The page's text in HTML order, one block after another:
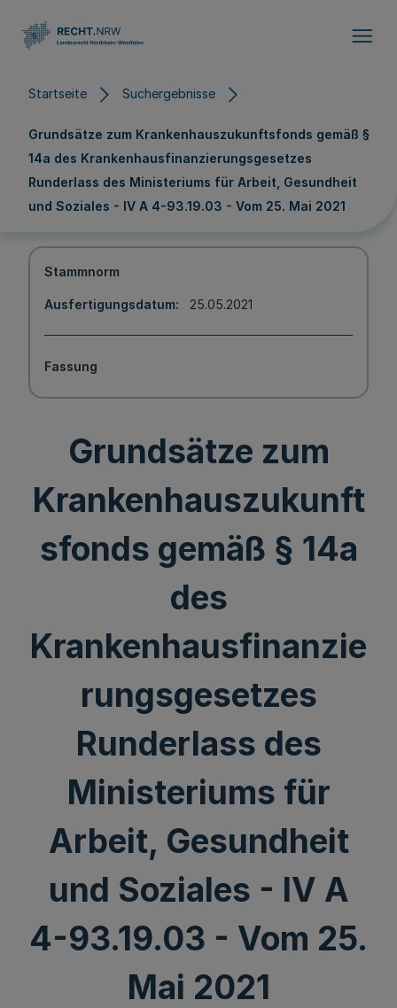
Startseite Suchergebnisse
Grundsätze zum Krankenhauszukunftsfonds gemäß §
14a des Krankenhausfinanzierungsgesetzes
Runderlass des Ministeriums für Arbeit, Gesundheit
und Soziales - IV A 4-93.19.03 - Vom 25. Mai 2021
Stammnorm
Ausfertigungsdatum 25.05.2021
Fassung
Grundsätze zum
Krankenhauszukunft
sfonds gemäß § 14a
des
Krankenhausfinanzie
rungsgesetzes
Runderlass des
Ministeriums für
Arbeit, Gesundheit
und Soziales - IV A
4-93.19.03 - Vom 25.
Mai 2021